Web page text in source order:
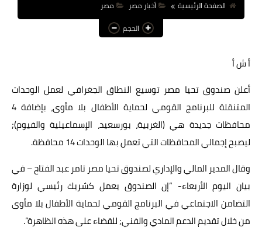
عالم المرأة
فن وثقافة
أخبار عربية
أخبار النجوم
أخبار العالم
الصفحة الرئيسية
أخبار مصر
مصر
الحجم
أ ش أ
أعلن صندوق تحيا مصر توسيع النطاق الجغرافي لعمل الوحدات
المتنقلة للبرنامج القومي لحماية الأطفال بلا مأوى، بإضافة 4
محافظات جديدة هي (الغربية، بورسعيد، الإسماعيلية والفيوم);
ليصبح إجمالي المحافظات التي تعمل بها الوحدات 14 محافظة.
وقال المدير المالي والإداري لصندوق تحيا مصر تامر عبد الفتاح – في
بيان اليوم الأربعاء- “إن الصندوق يعمل كشريك رئيسي لوزارة
التضامن الاجتماعي في البرنامج القومي لحماية الأطفال بلا مأوى
من خلال تقديم الدعم المادي والفني; للقضاء على هذه الظاهرة”.